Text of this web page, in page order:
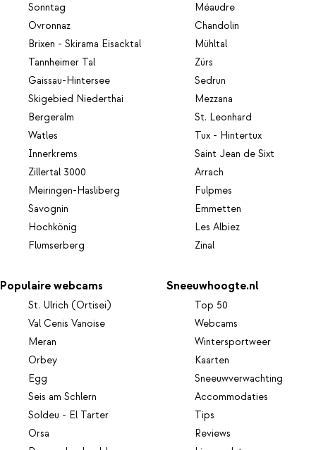
Sonntag
Ovronnaz
Brixen - Skirama Eisacktal
Tannheimer Tal
Gaissau-Hintersee
Skigebied Niederthai
Bergeralm
Watles
Innerkrems
Zillertal 3000
Meiringen-Hasliberg
Savognin
Hochkönig
Flumserberg
Méaudre
Chandolin
Mühltal
Zürs
Sedrun
Mezzana
St. Leonhard
Tux - Hintertux
Saint Jean de Sixt
Arrach
Fulpmes
Emmetten
Les Albiez
Zinal
Populaire webcams
St. Ulrich (Ortisei)
Val Cenis Vanoise
Meran
Orbey
Egg
Seis am Schlern
Soldeu - El Tarter
Orsa
Sneeuwhoogte.nl
Top 50
Webcams
Wintersportweer
Kaarten
Sneeuwverwachting
Accommodaties
Tips
Reviews